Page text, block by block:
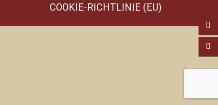
COOKIE-RICHTLINIE (EU)